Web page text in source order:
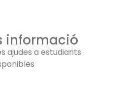
informació
ajudes a estudiants